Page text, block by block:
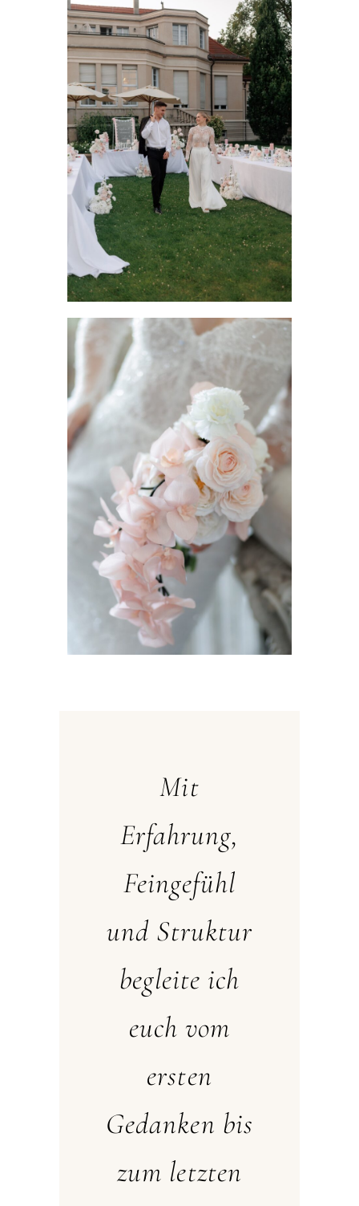
Mit
Erfahrung,
Feingefühl
und Struktur
begleite ich
euch vom
ersten
Gedanken bis
zum letzten